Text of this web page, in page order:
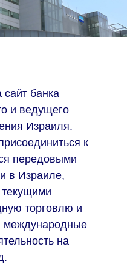
банка
и ведущего
Израиля.
к
передовыми
в Израиле,
торговлю и
международные
на